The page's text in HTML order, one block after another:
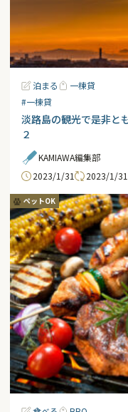
泊まる
一棟貸
#一棟貸
淡路島の観光で是非
２
KAMIAWA編集部
2023/1/31
2023/1/31
ペットOK